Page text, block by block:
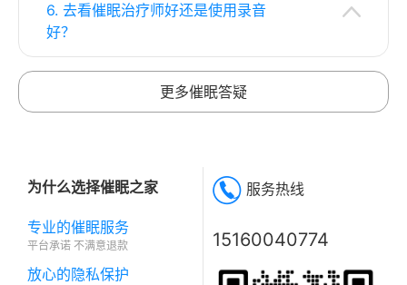
6. 去看催眠治疗师好还是使用录音
好？
更多催眠答疑
为什么选择催眠之家
专业的催眠服务
平台承诺 不满意退款
放心的隐私保护
服务热线
15160040774